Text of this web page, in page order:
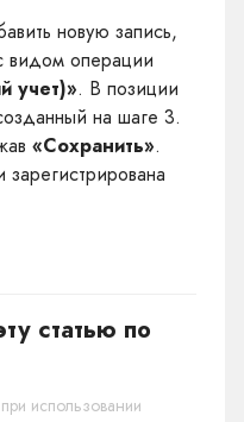
новую запись,
видом операции
учет)». В позиции
на шаге 3.
«Сохранить».
статью по
использовании